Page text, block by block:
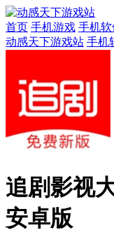
首页 手机游戏 手机软
动感天下游戏站 手机
追剧影视
安卓版